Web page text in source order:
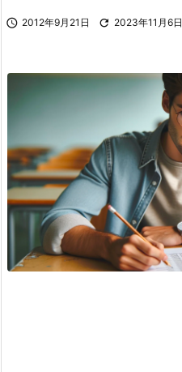
 2012年9月21日  2023年11月6日